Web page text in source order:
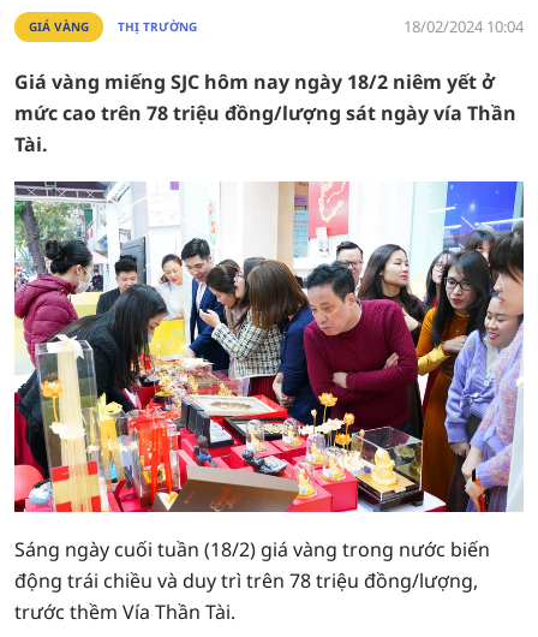
GIÁ VÀNG THỊ TRƯỜNG 18/02/2024 10:04
Giá vàng miếng SJC hôm nay ngày 18/2 niêm yết ở
mức cao trên 78 triệu đồng/lượng sát ngày vía Thần
Tài.
Sáng ngày cuối tuần (18/2) giá vàng trong nước biến
động trái chiều và duy trì trên 78 triệu đồng/lượng,
trước thềm Vía Thần Tài.